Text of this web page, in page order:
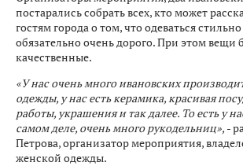
постарались собрать всех, кто может
гостям города о том, что одеваться
обязательно очень дорого. При этом вещи
качественные.
«У нас очень много ивановских
одежды, у нас есть керамика, красивая
работы, украшения и так далее. То есть у
самом деле, очень много рукодельниц», -
Петрова, организатор мероприятия,
женской одежды.